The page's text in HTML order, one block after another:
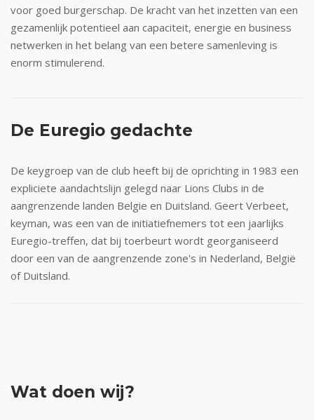
voor goed burgerschap. De kracht van het inzetten van een
gezamenlijk potentieel aan capaciteit, energie en business
netwerken in het belang van een betere samenleving is
enorm stimulerend.
De Euregio gedachte
De keygroep van de club heeft bij de oprichting in 1983 een
expliciete aandachtslijn gelegd naar Lions Clubs in de
aangrenzende landen Belgie en Duitsland. Geert Verbeet,
keyman, was een van de initiatiefnemers tot een jaarlijks
Euregio-treffen, dat bij toerbeurt wordt georganiseerd
door een van de aangrenzende zone's in Nederland, België
of Duitsland.
Wat doen wij?